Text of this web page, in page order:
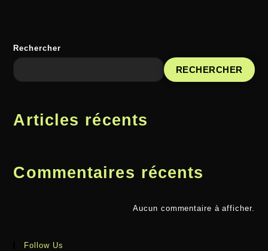
Rechercher
RECHERCHER
Articles récents
Commentaires récents
Aucun commentaire à afficher.
Follow Us